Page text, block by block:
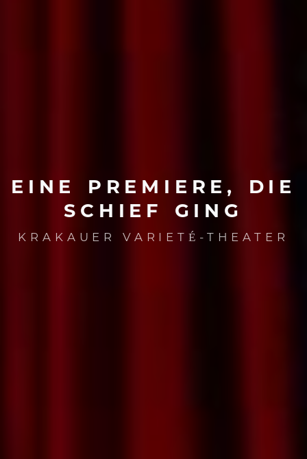
EINE PREMIERE,
DIE
SCHIEF
GING
KRAKAUER VARIETÉ-THEATER